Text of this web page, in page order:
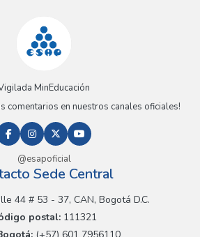
MinEducación
comentarios en nuestros canales oficiales!
@esapoficial
Sede Central
44 # 53 - 37, CAN, Bogotá D.C.
postal: 111321